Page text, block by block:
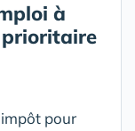
à
prioritaire
pour